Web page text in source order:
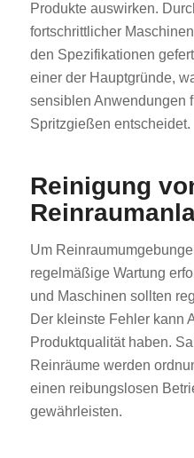
Produkte auswirken.
fortschrittlicher
den Spezifikationen
einer der Hauptgründe,
sensiblen Anwendungen
Spritzgießen entscheidet.
Reinigung
Um
regelmäßige Wartung
und Maschinen sollten
Der kleinste Fehler kann
Produktqualität haben.
Reinräume werden
einen reibungslosen
gewährleisten.